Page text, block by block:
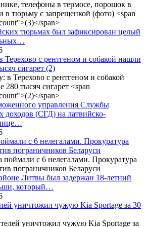
тюрьмах был зафиксирован целый
Терехово с рентгеном и собакой нашли
сигарет (2)
управления Службы
доходов (СГД) на латвийско-
с 6 нелегалами. Прокуратура
пограничников Беларуси
Литвы был задержан 18-летний
который…
уничтожил чужую Kia Sportage за 30